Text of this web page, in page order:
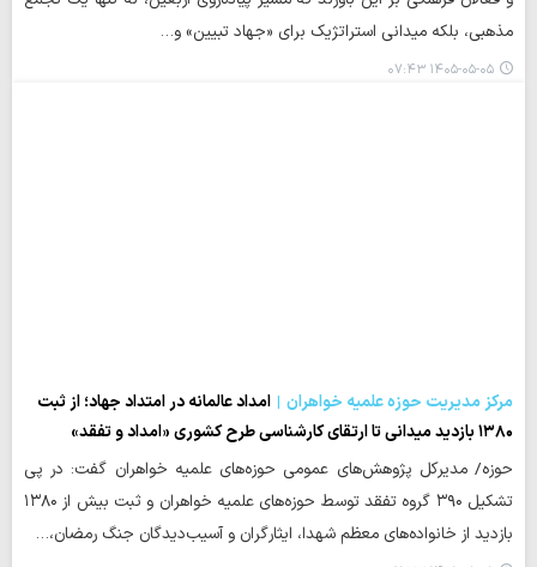
مذهبی، بلکه میدانی استراتژیک برای «جهاد تبیین» و…
۱۴۰۵-۰۵-۰۵ ۰۷:۴۳
مرکز مدیریت حوزه علمیه خواهران
امداد عالمانه در امتداد جهاد؛ از ثبت
۱۳۸۰ بازدید میدانی تا ارتقای کارشناسی طرح کشوری «امداد و تفقد»
حوزه/ مدیرکل پژوهش‌های عمومی حوزه‌های علمیه خواهران گفت: در پی
تشکیل ۳۹۰ گروه تفقد توسط حوزه‌های علمیه خواهران و ثبت بیش از ۱۳۸۰
بازدید از خانواده‌های معظم شهدا، ایثارگران و آسیب‌دیدگان جنگ رمضان،…